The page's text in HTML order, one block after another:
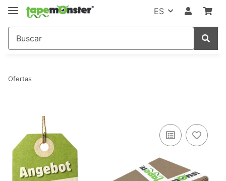
ES
Ofertas